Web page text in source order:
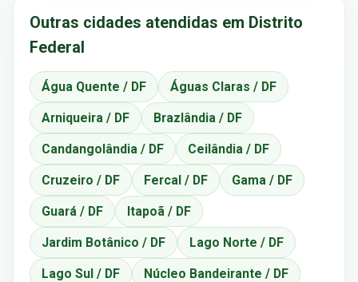
Outras cidades atendidas em Distrito
Federal
Água Quente / DF Águas Claras / DF
Arniqueira / DF Brazlândia / DF
Candangolândia / DF Ceilândia / DF
Cruzeiro / DF Fercal / DF Gama / DF
Guará / DF Itapoã / DF
Jardim Botânico / DF Lago Norte / DF
Lago Sul / DF Núcleo Bandeirante / DF